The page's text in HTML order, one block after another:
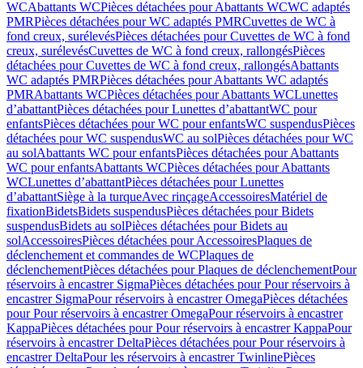
WCAbattants WCPièces détachées pour Abattants WCWC adaptés
PMRPièces détachées pour WC adaptés PMRCuvettes de WC à
fond creux, surélevésPièces détachées pour Cuvettes de WC à fond
creux, surélevésCuvettes de WC à fond creux, rallongésPièces
détachées pour Cuvettes de WC à fond creux, rallongésAbattants
WC adaptés PMRPièces détachées pour Abattants WC adaptés
PMRAbattants WCPièces détachées pour Abattants WCLunettes
d’abattantPièces détachées pour Lunettes d’abattantWC pour
enfantsPièces détachées pour WC pour enfantsWC suspendusPièces
détachées pour WC suspendusWC au solPièces détachées pour WC
au solAbattants WC pour enfantsPièces détachées pour Abattants
WC pour enfantsAbattants WCPièces détachées pour Abattants
WCLunettes d’abattantPièces détachées pour Lunettes
d’abattantSiège à la turqueAvec rinçageAccessoiresMatériel de
fixationBidetsBidets suspendusPièces détachées pour Bidets
suspendusBidets au solPièces détachées pour Bidets au
solAccessoiresPièces détachées pour AccessoiresPlaques de
déclenchement et commandes de WCPlaques de
déclenchementPièces détachées pour Plaques de déclenchementPour
réservoirs à encastrer SigmaPièces détachées pour Pour réservoirs à
encastrer SigmaPour réservoirs à encastrer OmegaPièces détachées
pour Pour réservoirs à encastrer OmegaPour réservoirs à encastrer
KappaPièces détachées pour Pour réservoirs à encastrer KappaPour
réservoirs à encastrer DeltaPièces détachées pour Pour réservoirs à
encastrer DeltaPour les réservoirs à encastrer TwinlinePièces